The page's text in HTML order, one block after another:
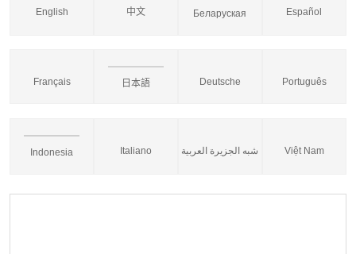
English 中文 Беларуская Español
Français 日本語 Deutsche Português
Indonesia Italiano شبه الجزيرة العربية Việt Nam